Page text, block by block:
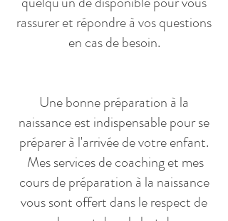
rassurer et répondre à vos questions
en cas de besoin.​
Une bonne préparation à la
naissance est indispensable pour se
préparer à l'arrivée de votre enfant.
Mes services de coaching et mes
cours de préparation à la naissance
vous sont offert dans le respect de